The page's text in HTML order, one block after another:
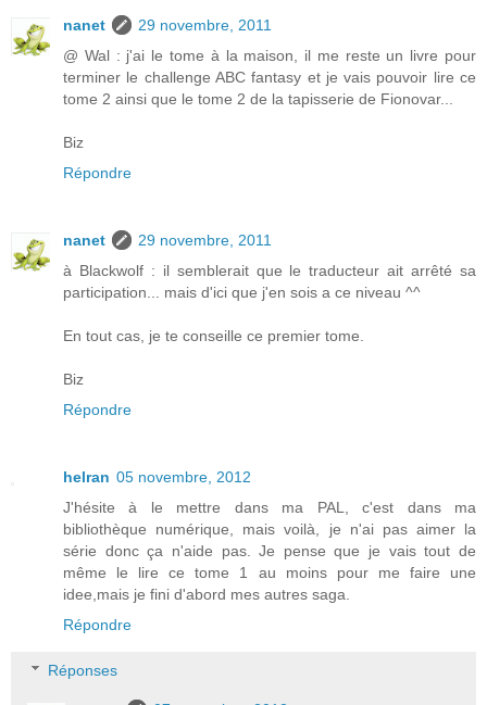
nanet
29 novembre, 2011
@ Wal : j'ai le tome à la maison, il me reste un livre pour
terminer le challenge ABC fantasy et je vais pouvoir lire ce
tome 2 ainsi que le tome 2 de la tapisserie de Fionovar...
Biz
Répondre
nanet
29 novembre, 2011
à Blackwolf : il semblerait que le traducteur ait arrêté sa
participation... mais d'ici que j'en sois a ce niveau ^^
En tout cas, je te conseille ce premier tome.
Biz
Répondre
helran 05 novembre, 2012
J'hésite à le mettre dans ma PAL, c'est dans ma
bibliothèque numérique, mais voilà, je n'ai pas aimer la
série donc ça n'aide pas. Je pense que je vais tout de
même le lire ce tome 1 au moins pour me faire une
idee,mais je fini d'abord mes autres saga.
Répondre
Réponses